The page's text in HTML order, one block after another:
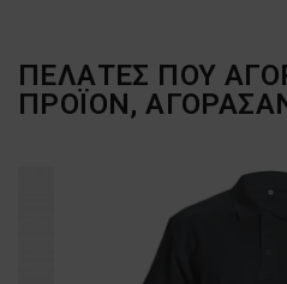
ΠΕΛΆΤΕΣ ΠΟΥ
ΠΡΟΪΌΝ,